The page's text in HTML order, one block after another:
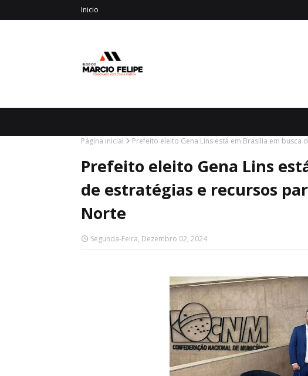
Inicio
Página inicial Prefeito eleito Gena Lins está em Brasília em
Prefeito eleito Gena Lins
de estratégias e recursos
Norte
Segunda-Feira, Dezembro 02, 2024